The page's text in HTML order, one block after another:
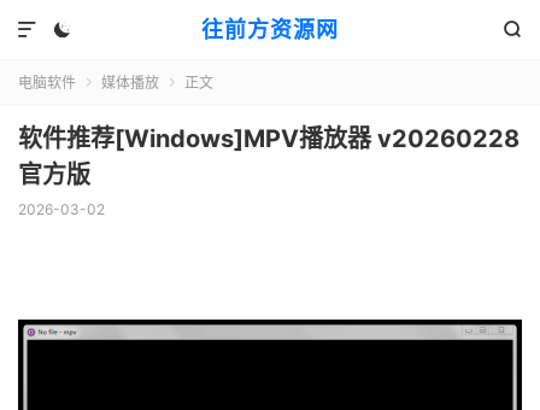
往前方资源网
 

电脑软件  媒体播放  正文
软件推荐[Windows]MPV播放器 v20260228
官方版
2026-03-02